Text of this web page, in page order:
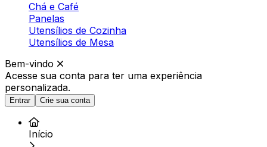
Chá e Café
Panelas
Utensílios de Cozinha
Utensílios de Mesa
Bem-vindo
Acesse sua conta para ter uma experiência
personalizada.
Entrar Crie sua conta
Início